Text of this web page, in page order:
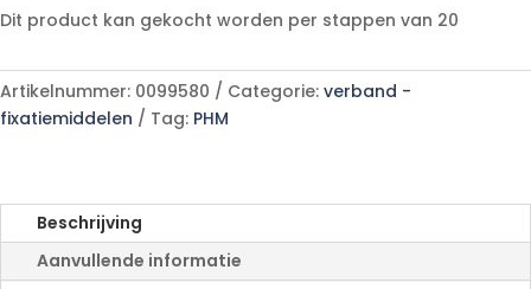
aantal
t
r
n
e
:
Dit product kan gekocht worden per stappen van 20
Artikelnummer: 0099580 Categorie: verband -
fixatiemiddelen
Tag: PHM
Beschrijving
Aanvullende informatie